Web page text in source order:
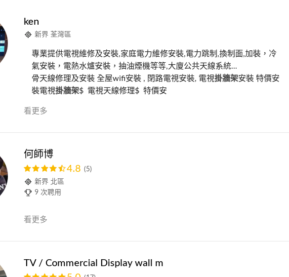
ken
新界 荃灣區
專業提供電視維修及安裝,家庭電力維修安裝,電力跳制,換制面,加裝，冷
氣安裝，電熱水爐安裝，抽油煙機等等,大廈公共天線系統...
骨天線修理及安裝 全屋wifi安裝 , 閉路電視安裝, 電視掛牆架安裝 特價安
裝電視掛牆架$ 電視天線修理$ 特價安
看更多
何師博
4.8 (5)
新界 北區
9 次聘用
看更多
TV / Commercial Display wall m